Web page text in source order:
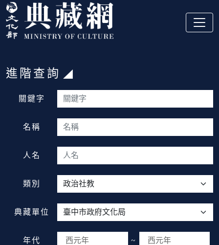
跳到主要內容
:::
:::
進階查詢
關鍵字
名稱
人名
類別
典藏單位
年代 ~